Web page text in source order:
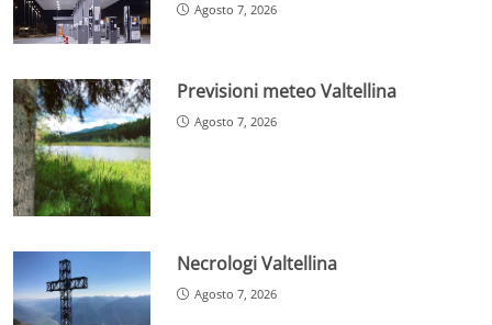
Agosto 7, 2026
Previsioni meteo Valtellina
Agosto 7, 2026
Necrologi Valtellina
Agosto 7, 2026